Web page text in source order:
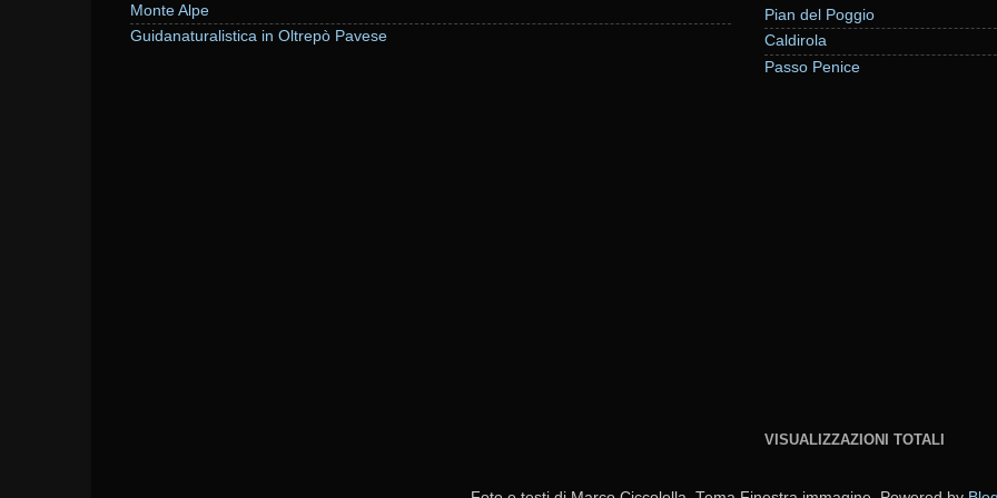
Monte Alpe
Guidanaturalistica in Oltrepò Pavese
Pian del Poggio
Caldirola
Passo Penice
VISUALIZZAZIONI TOTALI